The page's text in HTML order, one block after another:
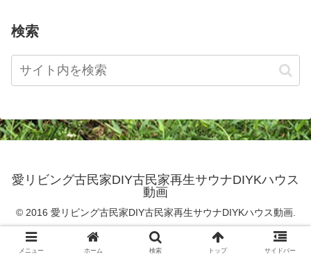
検索
愛リビング古民家DIY古民家再生サウナDIYKハウス
動画
© 2016 愛リビング古民家DIY古民家再生サウナDIYKハウス動画.
メニュー ホーム 検索 トップ サイドバー